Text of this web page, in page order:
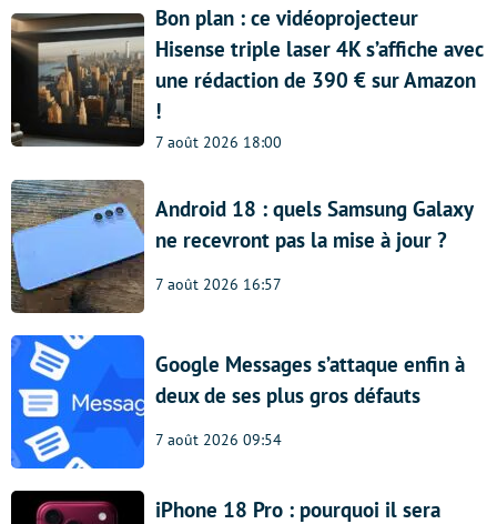
Bon plan : ce vidéoprojecteur
Hisense triple laser 4K s’affiche avec
une rédaction de 390 € sur Amazon
!
7 août 2026 18:00
Android 18 : quels Samsung Galaxy
ne recevront pas la mise à jour ?
7 août 2026 16:57
Google Messages s’attaque enfin à
deux de ses plus gros défauts
7 août 2026 09:54
iPhone 18 Pro : pourquoi il sera